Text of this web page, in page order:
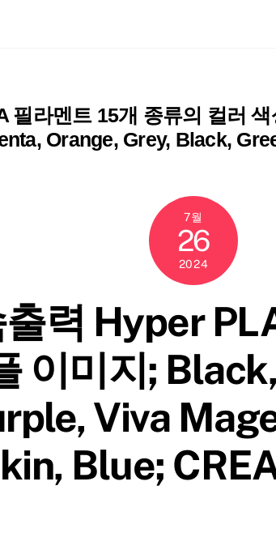
필라멘트 15개 종류의 컬러
Orange, Grey, Black,
7월
26
2024
력 Hyper
이미지;
Viva
Blue;